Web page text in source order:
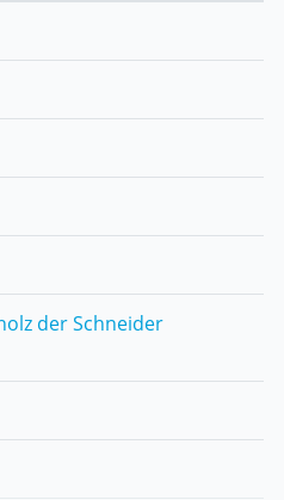
der Schneider